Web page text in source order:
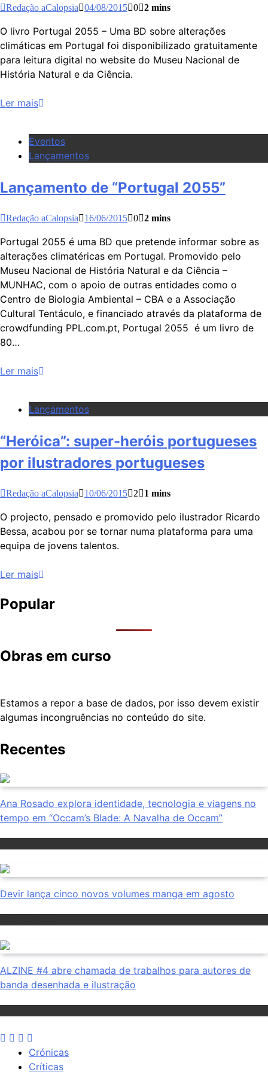
Redação aCalopsia 04/08/2015 0 2 mins
O livro Portugal 2055 – Uma BD sobre alterações
climáticas em Portugal foi disponibilizado gratuitamente
para leitura digital no website do Museu Nacional de
História Natural e da Ciência.
Ler mais
Eventos
Lançamentos
Lançamento de “Portugal 2055”
Redação aCalopsia 16/06/2015 0 2 mins
Portugal 2055 é uma BD que pretende informar sobre as
alterações climatéricas em Portugal. Promovido pelo
Museu Nacional de História Natural e da Ciência –
MUNHAC, com o apoio de outras entidades como o
Centro de Biologia Ambiental – CBA e a Associação
Cultural Tentáculo, e financiado através da plataforma de
crowdfunding PPL.com.pt, Portugal 2055 é um livro de
80…
Ler mais
Lançamentos
“Heróica”: super-heróis portugueses
por ilustradores portugueses
Redação aCalopsia 10/06/2015 2 1 mins
O projecto, pensado e promovido pelo ilustrador Ricardo
Bessa, acabou por se tornar numa plataforma para uma
equipa de jovens talentos.
Ler mais
Popular
Obras em curso
Estamos a repor a base de dados, por isso devem existir
algumas incongruências no conteúdo do site.
Recentes
Ana Rosado explora identidade, tecnologia e viagens no
tempo em “Occam’s Blade: A Navalha de Occam”
Devir lança cinco novos volumes manga em agosto
ALZINE #4 abre chamada de trabalhos para autores de
banda desenhada e ilustração
Crónicas
Críticas